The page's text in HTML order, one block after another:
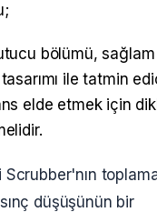
bölümü,
ile tatmin
elde etmek için
Scrubber'nın
düşüşünün bir